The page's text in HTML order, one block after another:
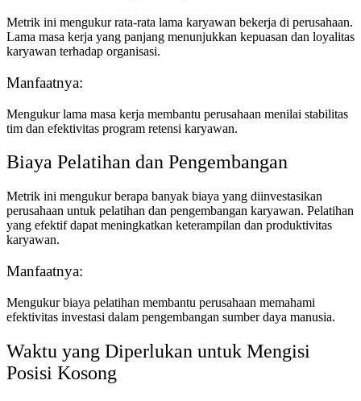
Metrik ini mengukur rata-rata lama karyawan bekerja di perusahaan.
Lama masa kerja yang panjang menunjukkan kepuasan dan loyalitas
karyawan terhadap organisasi.
Manfaatnya:
Mengukur lama masa kerja membantu perusahaan menilai stabilitas
tim dan efektivitas program retensi karyawan.
Biaya Pelatihan dan Pengembangan
Metrik ini mengukur berapa banyak biaya yang diinvestasikan
perusahaan untuk pelatihan dan pengembangan karyawan. Pelatihan
yang efektif dapat meningkatkan keterampilan dan produktivitas
karyawan.
Manfaatnya:
Mengukur biaya pelatihan membantu perusahaan memahami
efektivitas investasi dalam pengembangan sumber daya manusia.
Waktu yang Diperlukan untuk Mengisi
Posisi Kosong